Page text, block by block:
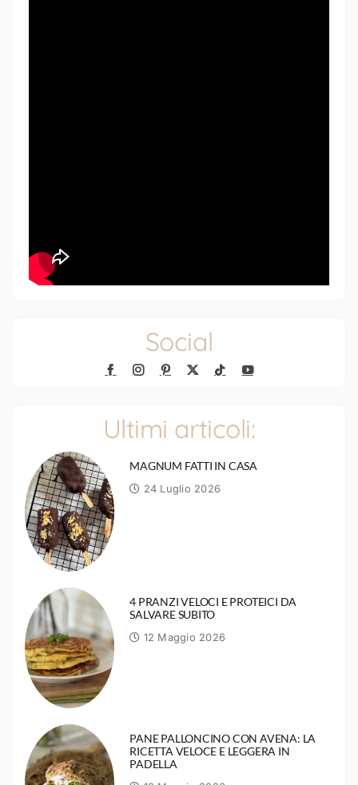
Social
Ultimi articoli:
MAGNUM FATTI IN CASA
24 Luglio 2026
4 PRANZI VELOCI E PROTEICI DA
SALVARE SUBITO
12 Maggio 2026
PANE PALLONCINO CON AVENA: LA
RICETTA VELOCE E LEGGERA IN
PADELLA